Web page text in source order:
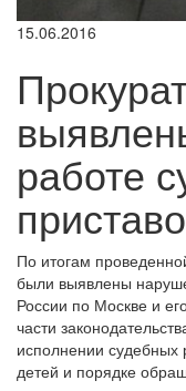
15.06.2016
работе
По итогам
были выявлены
России по Москве и
части
исполнении
детей и порядке